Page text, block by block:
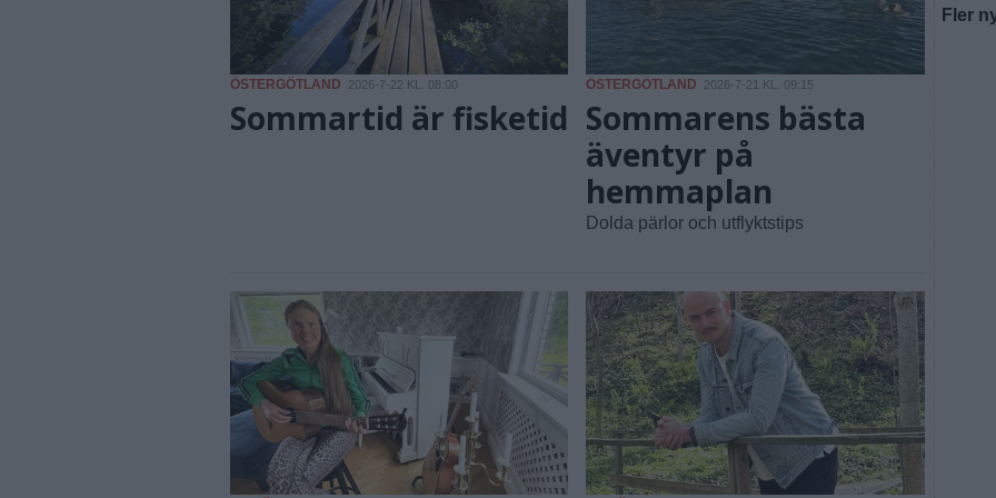
ÖSTERGÖTLAND 2026-7-22 KL. 08:00
Sommartid är fisketid
ÖSTERGÖTLAND 2026-7-21 KL. 09:15
Sommarens bästa
äventyr på
hemmaplan
Dolda pärlor och utflyktstips
Fler